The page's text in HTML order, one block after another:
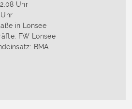
Uhr
in Lonsee
FW Lonsee
BMA